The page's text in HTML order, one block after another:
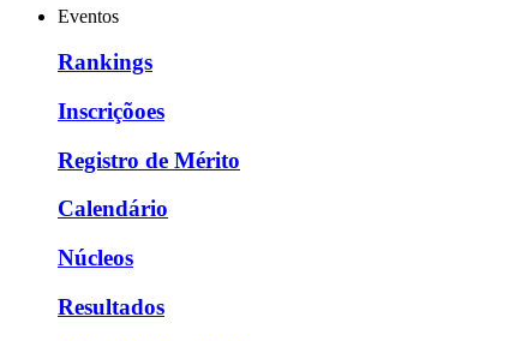
Eventos
Rankings
Inscriçõoes
Registro de Mérito
Calendário
Núcleos
Resultados